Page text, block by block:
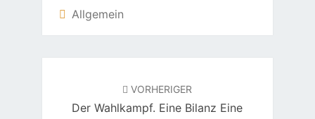
Allgemein
VORHERIGER
Der Wahlkampf. Eine Bilanz Eine